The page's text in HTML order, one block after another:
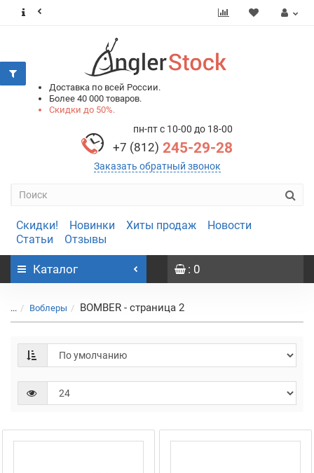
Доставка по всей России.
Более 40 000 товаров.
Скидки до 50%.
пн-пт с 10-00 до 18-00
+7 (812) 245-29-28
Заказать обратный звонок
Скидки! Новинки Хиты продаж
Новости
Статьи
Отзывы
Каталог : 0
... Воблеры BOMBER - страница 2